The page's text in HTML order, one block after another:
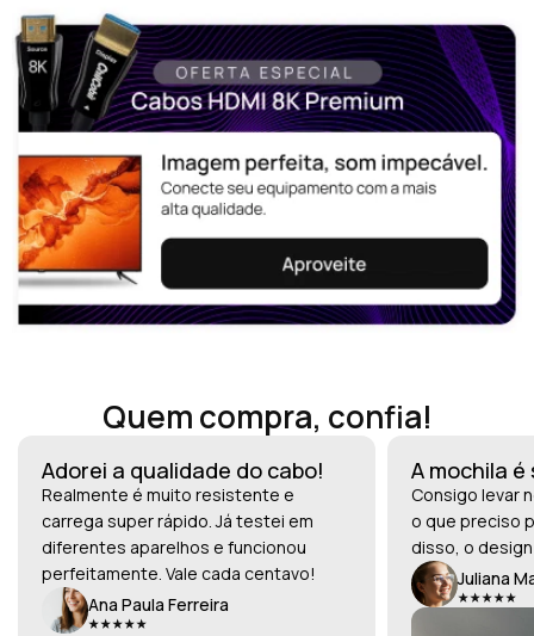
Quem compra, confia!
Adorei a qualidade do cabo!
Realmente é muito resistente e
carrega super rápido. Já testei em
diferentes aparelhos e funcionou
perfeitamente. Vale cada centavo!
Ana Paula Ferreira
A mochila
Consigo levar
o que preciso
disso, o
Juliana